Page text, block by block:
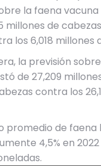
la faena vacuna
millones de
los 6,018 millones
la previsión
de 27,209
contra los
promedio de faena
4,5% en 2022